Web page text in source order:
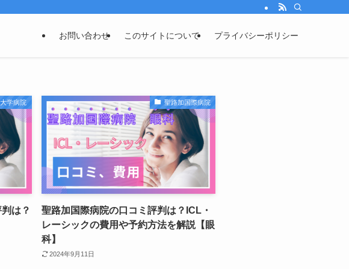
お問い合わせ このサイトについて プライバシーポリシー
学病院
は？
聖路加国際病院
聖路加国際病院の口コミ評判は？ICL・
レーシックの費用や予約方法を解説【眼
科】
2024年9月11日